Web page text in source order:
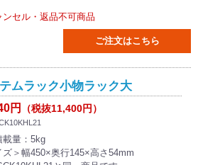
セル・返品不可商品
ご注文はこちら
ムラック小物ラック大
円 （税抜11,400円）
載量：5kg
ズ＞幅450×奥行145×高さ54mm